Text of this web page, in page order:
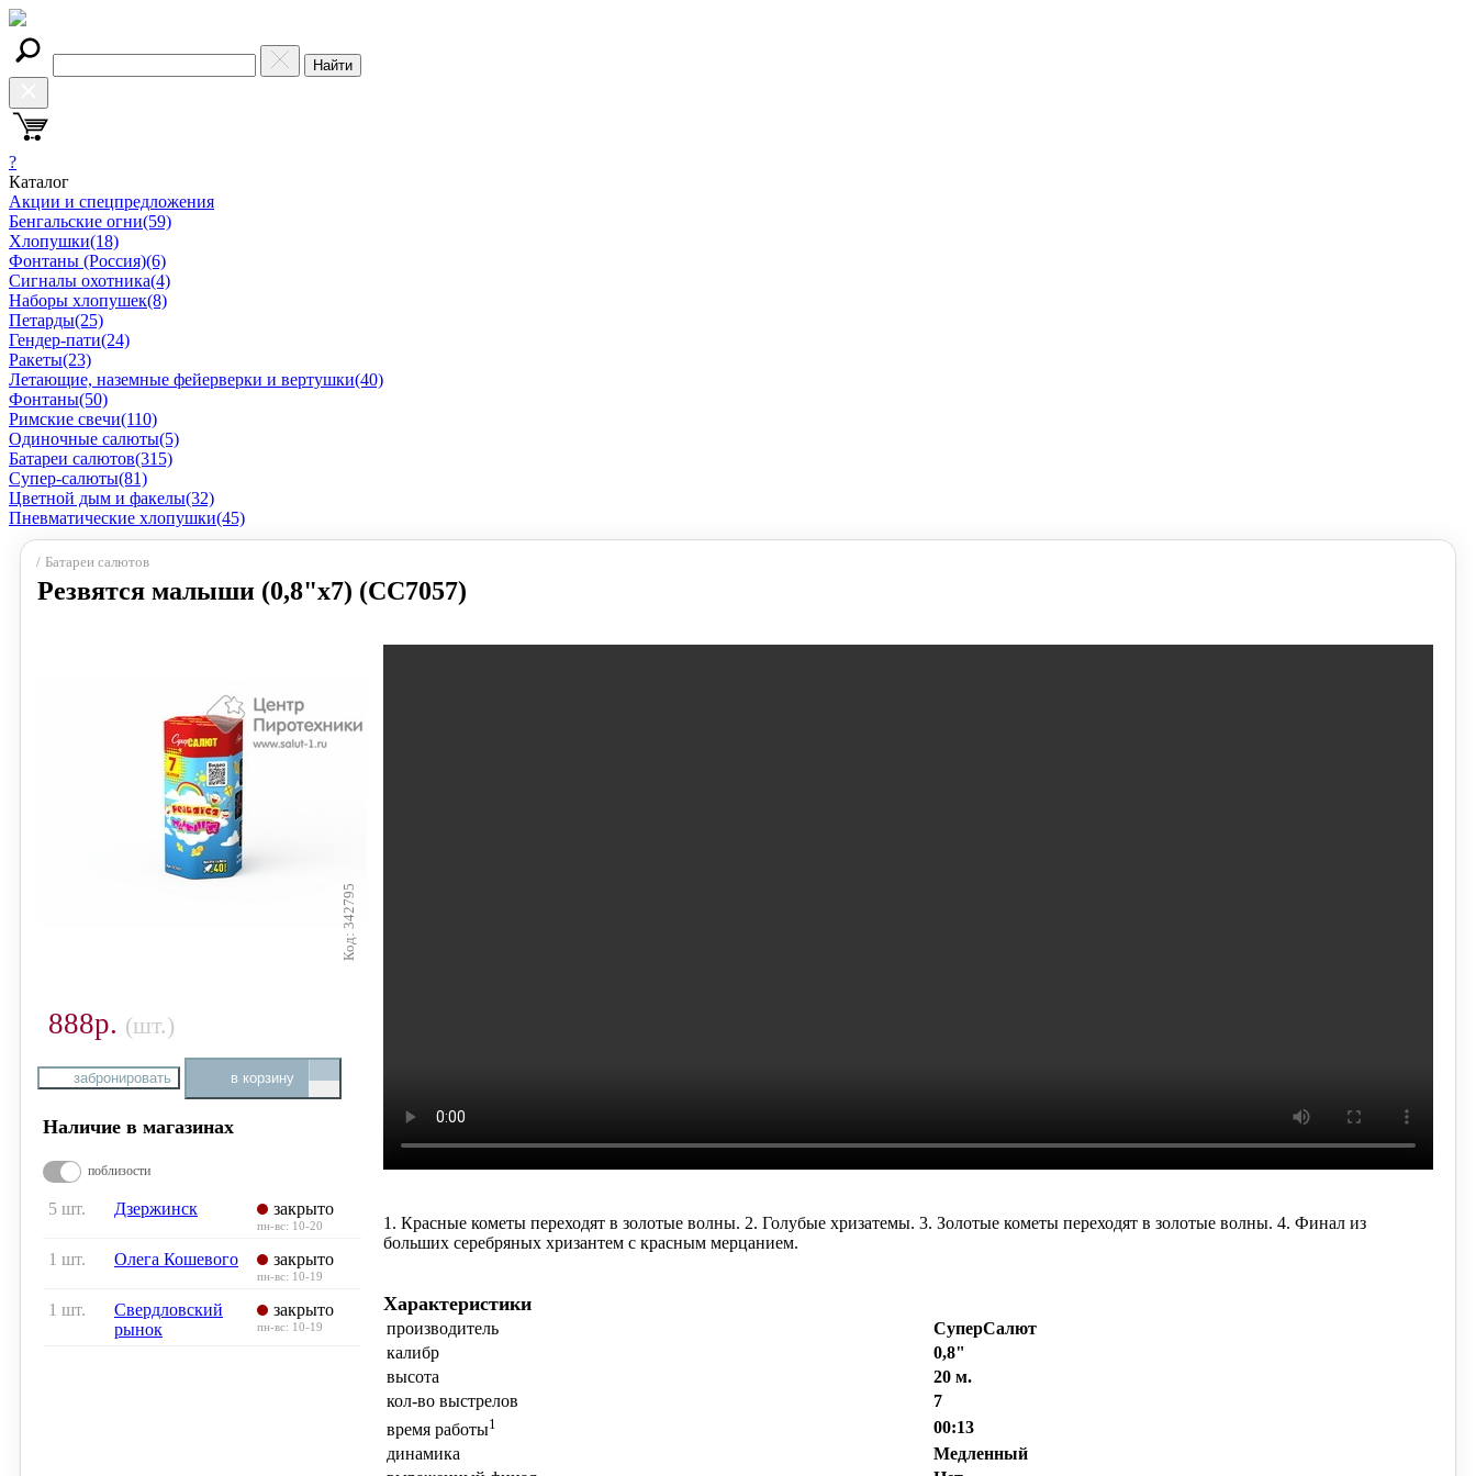
Найти
?
Каталог
Акции и спецпредложения
Бенгальские огни(59)
Хлопушки(18)
Фонтаны (Россия)(6)
Сигналы охотника(4)
Наборы хлопушек(8)
Петарды(25)
Гендер-пати(24)
Ракеты(23)
Летающие, наземные фейерверки и вертушки(40)
Фонтаны(50)
Римские свечи(110)
Одиночные салюты(5)
Батареи салютов(315)
Супер-салюты(81)
Цветной дым и факелы(32)
Пневматические хлопушки(45)
Батареи салютов
Резвятся малыши (0,8"х7) (СС7057)
342795
888р. (шт.)
забронировать в корзину
Наличие в магазинах
поблизости
5 шт. Дзержинск закрыто
пн-вс: 10-20
1 шт. Олега Кошевого закрыто
пн-вс: 10-19
1 шт.
Свердловский
рынок
закрыто
пн-вс: 10-19
1. Красные кометы переходят в золотые волны. 2. Голубые хризатемы. 3. Золотые кометы переходят в золотые волны. 4. Финал из
больших серебряных хризантем с красным мерцанием.
Характеристики
производитель
СуперСалют
калибр
0,8"
высота
20 м.
кол-во выстрелов
7
время работы1
00:13
динамика
Медленный